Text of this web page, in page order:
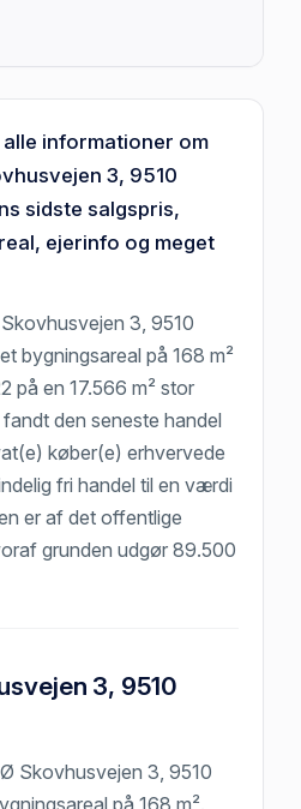
alle informationer om
3, 9510
sidste salgspris,
ejerinfo og meget
3, 9510
bygningsareal på 168 m²
på en 17.566 m² stor
den seneste handel
køber(e) erhvervede
fri handel til en værdi
er af det offentlige
grunden udgør 89.500
3, 9510
Skovhusvejen 3, 9510
på 168 m².